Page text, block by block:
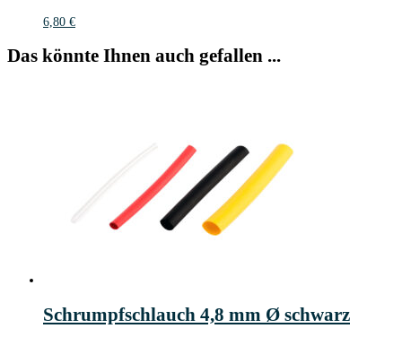
6,80 €
Das könnte Ihnen auch gefallen ...
Schrumpfschlauch 4,8 mm Ø schwarz